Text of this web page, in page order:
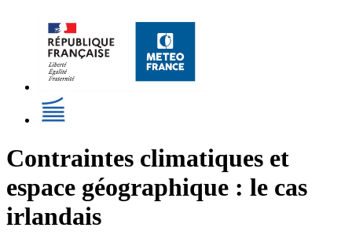
Contraintes climatiques et
espace géographique : le cas
irlandais